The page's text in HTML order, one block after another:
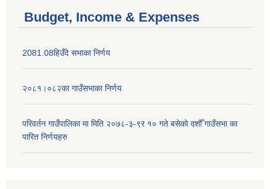
Budget, Income & Expenses
2081.08हिउँदे सभाका निर्णय
२०८१।०८२का गाउँसभाका निर्णय
परिवर्तन गाउँपालिका मा मिति २०७८-३-९र १० गते बसेकाे दशौँ गाउँसभा का
पारित निर्णयहरु